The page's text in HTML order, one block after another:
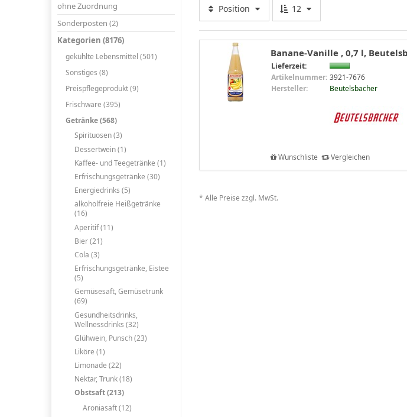
ohne Zuordnung
Sonderposten (2)
Kategorien (8176)
gekühlte Lebensmittel (501)
Sonstiges (8)
Preispflegeprodukt (9)
Frischware (395)
Getränke (568)
Spirituosen (3)
Dessertwein (1)
Kaffee- und Teegetränke (1)
Erfrischungsgetränke (30)
Energiedrinks (5)
alkoholfreie Heißgetränke
(16)
Aperitif (11)
Bier (21)
Cola (3)
Erfrischungsgetränke, Eistee
(5)
Gemüsesaft, Gemüsetrunk
(69)
Gesundheitsdrinks,
Wellnessdrinks (32)
Glühwein, Punsch (23)
Liköre (1)
Limonade (22)
Nektar, Trunk (18)
Obstsaft (213)
Aroniasaft (12)
Position 12
Banane-Vanille , 0,7 l,
Lieferzeit:
Artikelnummer: 3921-7676
Hersteller:
Beutelsbacher
Wunschliste Vergleichen
* Alle Preise zzgl. MwSt.